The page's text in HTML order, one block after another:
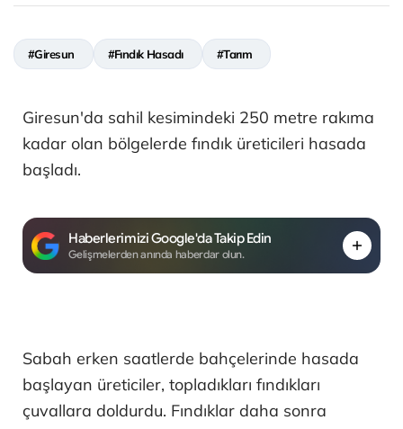
#Giresun #Fındık Hasadı #Tarım
Giresun'da sahil kesimindeki 250 metre rakıma
kadar olan bölgelerde fındık üreticileri hasada
başladı.
Haberlerimizi Google'da Takip Edin
Gelişmelerden anında haberdar olun.
Sabah erken saatlerde bahçelerinde hasada
başlayan üreticiler, topladıkları fındıkları
çuvallara doldurdu. Fındıklar daha sonra